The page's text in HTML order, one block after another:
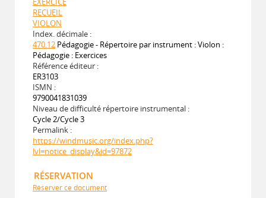
RECUEIL
VIOLON
Index. décimale :
470.12 Pédagogie - Répertoire par instrument : Violon :
Pédagogie : Exercices
Référence éditeur :
ER3103
ISMN :
9790041831039
Niveau de difficulté répertoire instrumental :
Cycle 2/Cycle 3
Permalink :
https://windmusic.org/index.php?
lvl=notice_display&id=97872
RÉSERVATION
Réserver ce document